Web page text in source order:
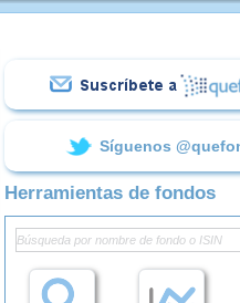
Síguenos
Herramientas de fondos